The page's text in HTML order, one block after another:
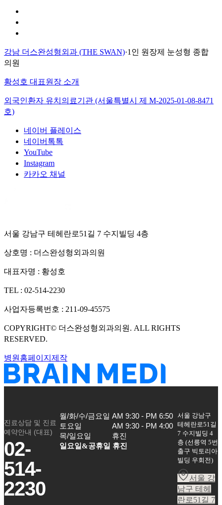
강남 더스완성형외과 (THE SWAN)·1인 원장제 눈성형 종합
의원
황성호 대표원장 소개
외국인환자 유치의료기관 (서울특별시 제 M-2025-01-08-8471
호)
네이버 플레이스
네이버톡톡
YouTube
Instagram
카카오 채널
서울 강남구 테헤란로51길 7 수지빌딩 4층
상호명 : 더스완성형외과의원
대표자명 : 황성호
TEL : 02-514-2230
사업자등록번호 : 211-09-45575
COPYRIGHT© 더스완성형외과의원 . ALL RIGHTS
RESERVED.
병원홈페이지제작
진료상담 및 진료
예약안내 (대표)
02-
514-
2230
월/화/수/금요일
토요일
목/일요일
AM 9:30 - PM 6:50
AM 9:30 - PM 4:00
휴진
일요일&공휴일 휴진
서울 강남구
테헤란로51길
7 수지빌딩 4
층 (선릉역 5번
출구 빅토리아
빌딩 우회전)
서울 강
남구 테헤
란로51길 7